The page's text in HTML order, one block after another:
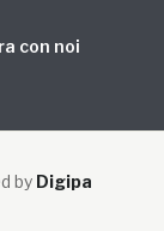
con noi
by Digipa